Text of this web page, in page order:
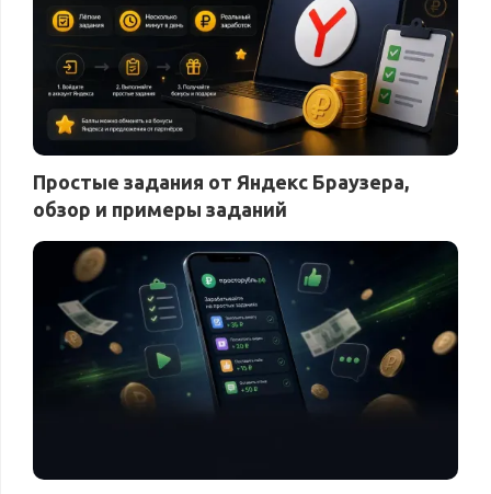
Простые задания от Яндекс Браузера,
обзор и примеры заданий